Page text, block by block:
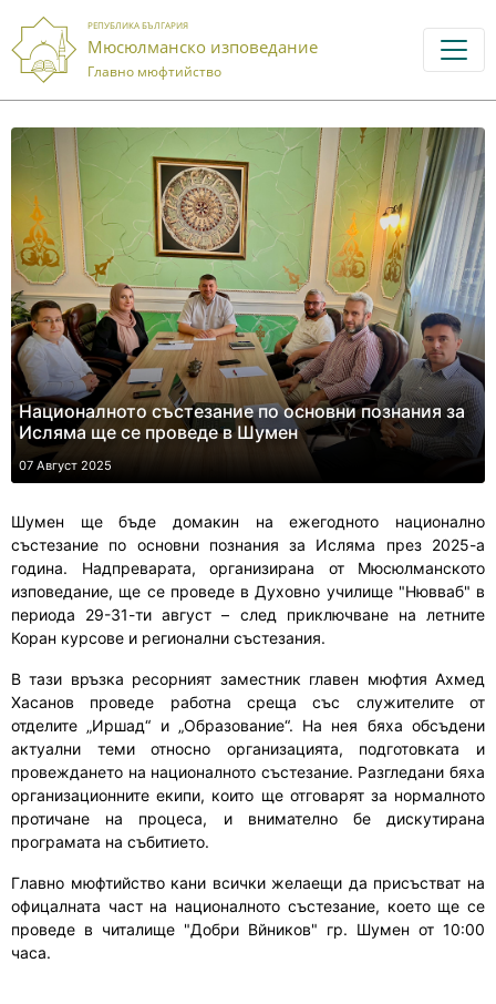
РЕПУБЛИКА БЪЛГАРИЯ
Мюсюлманско изповедание
Главно мюфтийство
Националното състезание по основни познания за
Исляма ще се проведе в Шумен
07 Август 2025
Шумен ще бъде домакин на ежегодното национално
състезание по основни познания за Исляма през 2025-а
година. Надпреварата, организирана от Мюсюлманското
изповедание, ще се проведе в Духовно училище "Нювваб" в
периода 29-31-ти август – след приключване на летните
Коран курсове и регионални състезания.
В тази връзка ресорният заместник главен мюфтия Ахмед
Хасанов проведе работна среща със служителите от
отделите „Иршад“ и „Образование“. На нея бяха обсъдени
актуални теми относно организацията, подготовката и
провеждането на националното състезание. Разгледани бяха
организационните екипи, които ще отговарят за нормалното
протичане на процеса, и внимателно бе дискутирана
програмата на събитието.
Главно мюфтийство кани всички желаещи да присъстват на
офицалната част на националното състезание, което ще се
проведе в читалище "Добри Вйников" гр. Шумен от 10:00
часа.